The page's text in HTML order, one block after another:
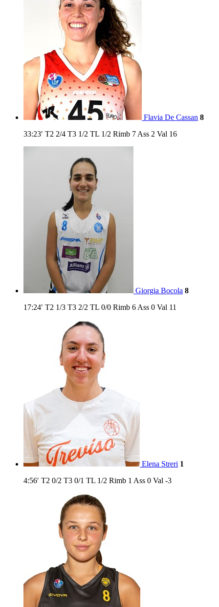
Flavia De Cassan 8
33:23′ T2 2/4 T3 1/2 TL 1/2 Rimb 7 Ass 2 Val 16
Giorgia Bocola 8
17:24′ T2 1/3 T3 2/2 TL 0/0 Rimb 6 Ass 0 Val 11
Elena Streri 1
4:56′ T2 0/2 T3 0/1 TL 1/2 Rimb 1 Ass 0 Val -3